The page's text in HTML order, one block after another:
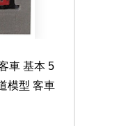
車 基本 5
模型 客車